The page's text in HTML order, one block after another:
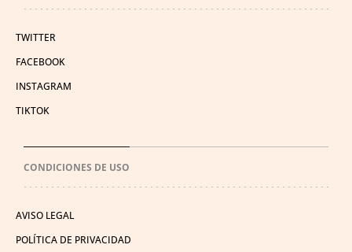
TWITTER
FACEBOOK
INSTAGRAM
TIKTOK
CONDICIONES DE USO
AVISO LEGAL
POLÍTICA DE PRIVACIDAD